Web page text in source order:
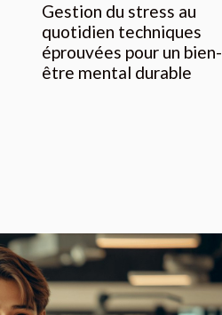
Gestion du stress au
quotidien techniques
éprouvées pour un bien-
être mental durable